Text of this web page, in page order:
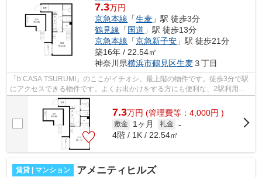
7.3万円
京急本線 「生麦 」駅 徒歩3分
鶴見線 「国道 」駅 徒歩13分
京急本線 「京急新子安 」駅 徒歩21分
築16年 / 22.54㎡
神奈川県横浜市鶴見区生麦３丁目
「b’CASA TSURUMI」のここがイチオシ。最上階の物件です。徒歩3分で駅
にアクセスできる物件です。よくお出かけをする方にも便利な、2駅利用可
能な物件です。できるだけ早めに不動産情...
7.3万円 (管理費等：4,000円 )
敷金 1ヶ月 礼金 -
4階 / 1K / 22.54㎡
賃貸 | マンション アメニティヒルズ